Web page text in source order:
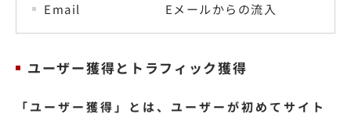
Email Eメールからの流入
ユーザー獲得とトラフィック獲得
「ユーザー獲得」とは、ユーザーが初めてサイト